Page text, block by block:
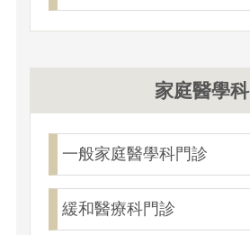
家庭醫學科
一般家庭醫學科門診
緩和醫療科門診